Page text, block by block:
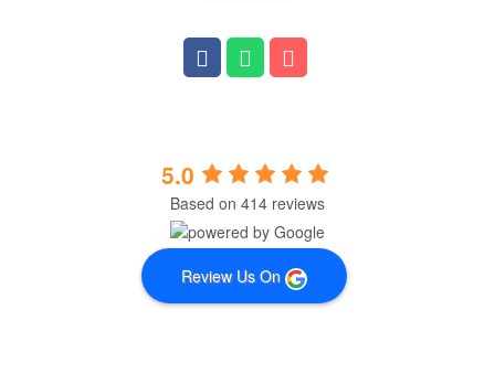
5.0
Based on 414 reviews
Review Us On